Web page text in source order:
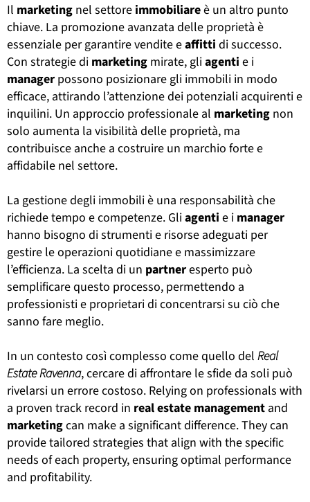
Il marketing nel settore immobiliareè un altro punto
chiave. La promozione avanzata delle proprietà è
essenziale per garantire vendite eaffitti di successo.
Con strategie di marketing mirate, gliagenti e i
manager possono posizionare gli immobili in modo
efficace, attirando l’attenzione dei potenziali acquirenti e
inquilini. Un approccio professionale al marketing non
solo aumenta la visibilità delle proprietà, ma
contribuisce anche a costruire un marchio forte e
affidabile nel settore.
La gestione degli immobili è una responsabilità che
richiede tempo e competenze. Gliagenti e i manager
hanno bisogno di strumenti e risorse adeguati per
gestire le operazioni quotidiane e massimizzare
l’efficienza. La scelta di un partneresperto può
semplificare questo processo, permettendo a
professionisti e proprietari di concentrarsi su ciò che
sanno fare meglio.
In un contesto così complesso come quello del Real
Estate Ravenna, cercare di affrontare le sfide da soli può
rivelarsi un errore costoso. Relying on professionals with
a proven track record in realestate management and
marketingcan make a significant difference. They can
provide tailored strategies that align with the specific
needs of each property, ensuring optimal performance
and profitability.